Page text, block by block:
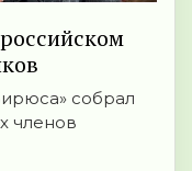
собрал
членов